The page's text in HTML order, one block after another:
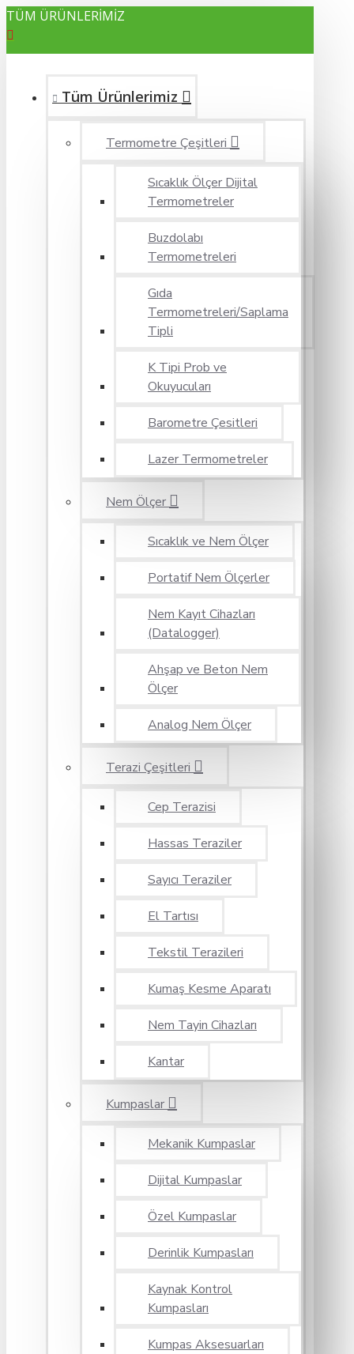
TÜM ÜRÜNLERİMİZ
Tüm Ürünlerimiz
Termometre Çeşitleri
Sıcaklık Ölçer Dijital
Termometreler
Buzdolabı
Termometreleri
Gıda
Termometreleri/Saplama
Tipli
K Tipi Prob ve
Okuyucuları
Barometre Çesitleri
Lazer Termometreler
Nem Ölçer
Sıcaklık ve Nem Ölçer
Portatif Nem Ölçerler
Nem Kayıt Cihazları
(Datalogger)
Ahşap ve Beton Nem
Ölçer
Analog Nem Ölçer
Terazi Çeşitleri
Cep Terazisi
Hassas Teraziler
Sayıcı Teraziler
El Tartısı
Tekstil Terazileri
Kumaş Kesme Aparatı
Nem Tayin Cihazları
Kantar
Kumpaslar
Mekanik Kumpaslar
Dijital Kumpaslar
Özel Kumpaslar
Derinlik Kumpasları
Kaynak Kontrol
Kumpasları
Kumpas Aksesuarları